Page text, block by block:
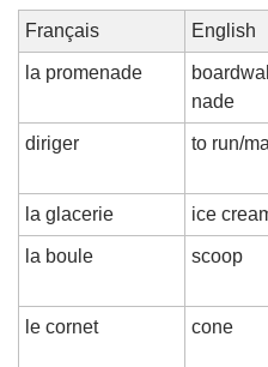
Français English
la promenade
nade
diriger to run/
la glacerie ice
la boule scoop
le cornet cone